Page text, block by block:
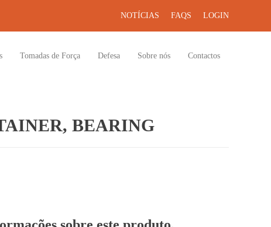
NOTÍCIAS FAQS LOGIN
Tomadas de Força Defesa Sobre nós Contactos
BEARING